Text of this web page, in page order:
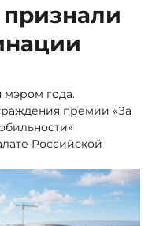
признали
мэром года.
премии «За
Российской